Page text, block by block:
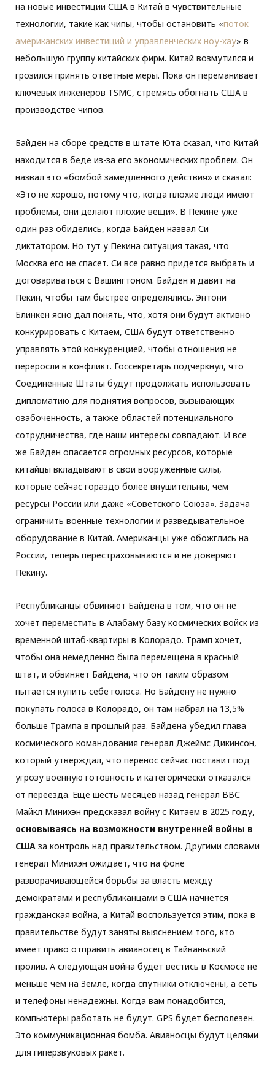
на новые инвестиции США в Китай в чувствительные
технологии, такие как чипы, чтобы остановить «поток
американских инвестиций и управленческих ноу-хау» в
небольшую группу китайских фирм. Китай возмутился и
грозился принять ответные меры. Пока он переманивает
ключевых инженеров TSMC, стремясь обогнать США в
производстве чипов.
Байден на сборе средств в штате Юта сказал, что Китай
находится в беде из-за его экономических проблем. Он
назвал это «бомбой замедленного действия» и сказал:
«Это не хорошо, потому что, когда плохие люди имеют
проблемы, они делают плохие вещи». В Пекине уже
один раз обиделись, когда Байден назвал Си
диктатором. Но тут у Пекина ситуация такая, что
Москва его не спасет. Си все равно придется выбрать и
договариваться с Вашингтоном. Байден и давит на
Пекин, чтобы там быстрее определялись. Энтони
Блинкен ясно дал понять, что, хотя они будут активно
конкурировать с Китаем, США будут ответственно
управлять этой конкуренцией, чтобы отношения не
переросли в конфликт. Госсекретарь подчеркнул, что
Соединенные Штаты будут продолжать использовать
дипломатию для поднятия вопросов, вызывающих
озабоченность, а также областей потенциального
сотрудничества, где наши интересы совпадают. И все
же Байден опасается огромных ресурсов, которые
китайцы вкладывают в свои вооруженные силы,
которые сейчас гораздо более внушительны, чем
ресурсы России или даже «Советского Союза». Задача
ограничить военные технологии и разведывательное
оборудование в Китай. Американцы уже обожглись на
России, теперь перестраховываются и не доверяют
Пекину.
Республиканцы обвиняют Байдена в том, что он не
хочет переместить в Алабаму базу космических войск из
временной штаб-квартиры в Колорадо. Трамп хочет,
чтобы она немедленно была перемещена в красный
штат, и обвиняет Байдена, что он таким образом
пытается купить себе голоса. Но Байдену не нужно
покупать голоса в Колорадо, он там набрал на 13,5%
больше Трампа в прошлый раз. Байдена убедил глава
космического командования генерал Джеймс Дикинсон,
который утверждал, что перенос сейчас поставит под
угрозу военную готовность и категорически отказался
от переезда. Еще шесть месяцев назад генерал ВВС
Майкл Минихэн предсказал войну с Китаем в 2025 году,
основываясь на возможности внутренней войны в
США за контроль над правительством. Другими словами
генерал Минихэн ожидает, что на фоне
разворачивающейся борьбы за власть между
демократами и республиканцами в США начнется
гражданская война, а Китай воспользуется этим, пока в
правительстве будут заняты выяснением того, кто
имеет право отправить авианосец в Тайваньский
пролив. А следующая война будет вестись в Космосе не
меньше чем на Земле, когда спутники отключены, а сеть
и телефоны ненадежны. Когда вам понадобится,
компьютеры работать не будут. GPS будет бесполезен.
Это коммуникационная бомба. Авианосцы будут целями
для гиперзвуковых ракет.